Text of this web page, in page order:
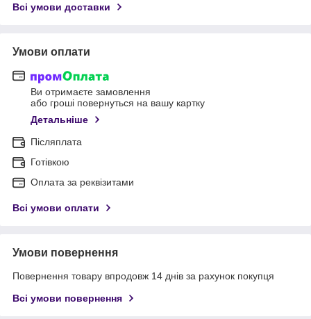
Всі умови доставки
Умови оплати
Ви отримаєте замовлення
або гроші повернуться на вашу картку
Детальніше
Післяплата
Готівкою
Оплата за реквізитами
Всі умови оплати
Умови повернення
Повернення товару впродовж 14 днів за рахунок покупця
Всі умови повернення